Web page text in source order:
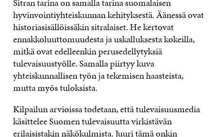
hyvinvointiyhteiskunnan kehityksestä. Äänessä ovat
historiasisällöissäkin sitralaiset. He kertovat
ennakkoluuttomuudesta ja uskalluksesta kokeilla,
mitkä ovat edelleenkin perusedellytyksiä
tulevaisuustyölle. Samalla piirtyy kuva
yhteiskunnallisen työn ja tekemisen haasteista,
mutta myös tuloksista.
Kilpailun arvioissa todetaan, että tulevaisuusmedia
käsittelee Suomen tulevaisuutta virkistävän
erilaisistakin näkökulmista. Juuri tämä onkin